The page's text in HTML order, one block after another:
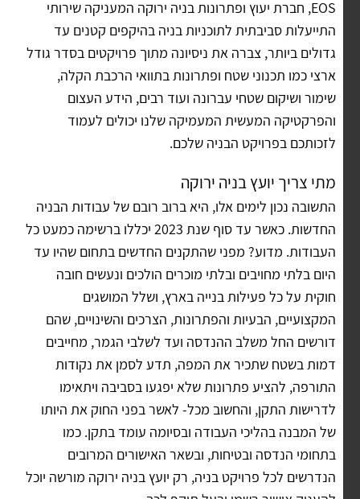
EOS, חברת יעוץ ופתרונות בניה ירוקה המעניקה שירותי
התייעלות סביבתית לתוכניות בניה בהיקפים קטנים עד
גדולים ביותר, צברה את ניסיונה מתוך פרויקטים בסדר גודל
ארצי כמו תכנוני שטח ופתרונות בתוואי הרכבת הקלה,
שימור ושיקום שטחי עברונה ועוד רבים, הידע העצום
והפרקטיקה המעשית המעמיקה שלנו יכולים לעמוד
לזכותכם בפרויקט הבניה שלכם.
מתי צריך יועץ בניה ירוקה
התשובה נכון לימים אלו, היא ברוב רובם של עבודות הבניה
החדשות. כאשר עד סוף שנת 2023 יכללו ברשימה כמעט כל
העבודות. מדוע? מפני שהתקנים החדשים בתחום שהיו עד
היום בלתי מחויבים ובלתי מוכרים הולכים ונעשים חובה
חוקית על כל פעילות בנייה בארץ, ושלל המושגים
המקצועיים, הבעיות והפתרונות, הצרכים והשינויים, שהם
דורשים החל משלב ההנדסה ועד לשלבי הגמר, מחייבים
דמות בשטח שתכיר את המפה, תדע לסמן את נקודות
התורפה, להציע פתרונות שלא יפגעו בסביבה ויתאימו
לדרישות התקן, והחשוב מכל- לאשר בפני החוק את היותו
של המבנה בהליכי העבודה ובסיומה עומד בתקן. כמו
בתחומי הנדסה ובטיחות, ובשאר האישורים המרובים
הנדרשים לכל פרויקט בניה, רק יועץ בניה ירוקה מורשה יוכל